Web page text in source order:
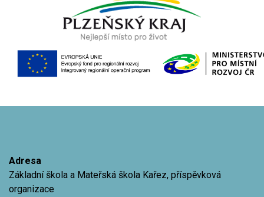
Adresa
Základní škola a Mateřská škola Kařez, příspěvková
organizace